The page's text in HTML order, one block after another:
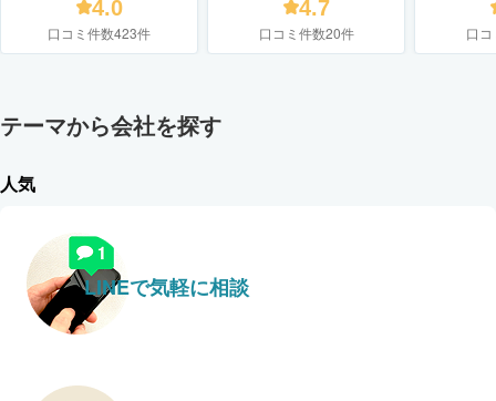
4.0
口コミ件数423件
4.7
口コミ件数20件 口
テーマから会社を探す
人気
LINEで気軽に相談